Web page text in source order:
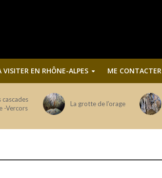
VISITER EN RHÔNE-ALPES ME CONTACTER
cascades
-Vercors
La grotte de l’orage